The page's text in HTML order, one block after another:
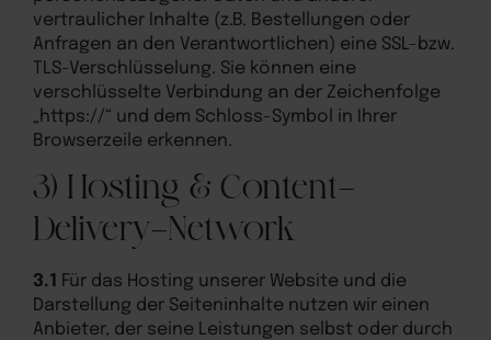
vertraulicher Inhalte (z.B. Bestellungen oder
Anfragen an den Verantwortlichen) eine SSL-bzw.
TLS-Verschlüsselung. Sie können eine
verschlüsselte Verbindung an der Zeichenfolge
„https://“ und dem Schloss-Symbol in Ihrer
Browserzeile erkennen.
3) Hosting & Content-
Delivery-Network
3.1 Für das Hosting unserer Website und die
Darstellung der Seiteninhalte nutzen wir einen
Anbieter, der seine Leistungen selbst oder durch